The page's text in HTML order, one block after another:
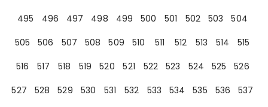
495
496 497 498 499 500 501 502 503
504
505
506 507 508 509 510 511 512 513 514
515
516
517 518 519 520 521 522 523 524 525
526
527
528 529 530 531 532 533 534 535 536
537